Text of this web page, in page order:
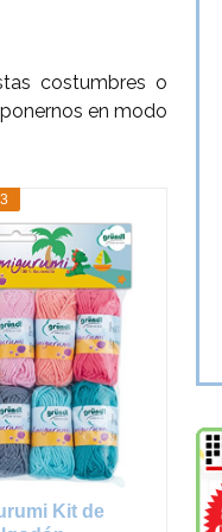
costumbres o
en modo
Kit de